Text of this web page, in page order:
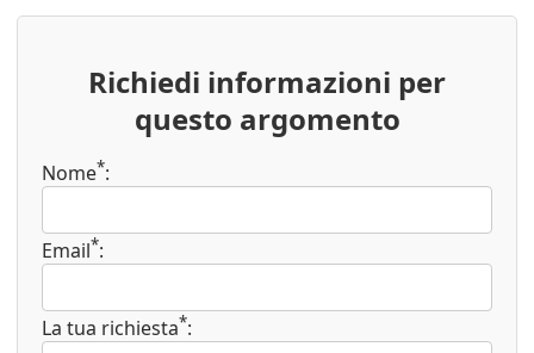
Richiedi informazioni per
questo argomento
Nome*:
Email*:
La tua richiesta*: